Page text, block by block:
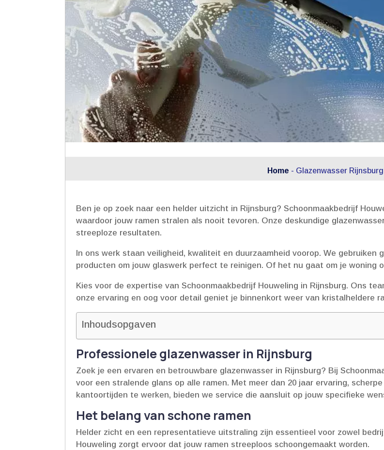
Home - Glazenwasser Rijnsburg
Ben je op zoek naar een helder uitzicht in Rijnsburg? Schoonmaakbedrijf
waardoor jouw ramen stralen als nooit tevoren.​ Onze deskundige
streeploze resultaten.​
In ons werk staan veiligheid, kwaliteit en duurzaamheid voorop.​ We gebruiken
producten om jouw glaswerk perfect te reinigen.​ Of het nu gaat om je woning
Kies voor de expertise van Schoonmaakbedrijf Houweling in Rijnsburg.​ Ons
onze ervaring en oog voor detail geniet je binnenkort weer van kristalheldere
Inhoudsopgaven
Professionele glazenwasser in Rijnsburg
Zoek je een ervaren en betrouwbare glazenwasser in Rijnsburg? Bij
voor een stralende glans op alle ramen.​ Met meer dan 20 jaar ervaring,
kantoortijden te werken, bieden we service die aansluit op jouw specifieke
Het belang van schone ramen
Helder zicht en een representatieve uitstraling zijn essentieel voor zowel
Houweling zorgt ervoor dat jouw ramen streeploos schoongemaakt worden.​